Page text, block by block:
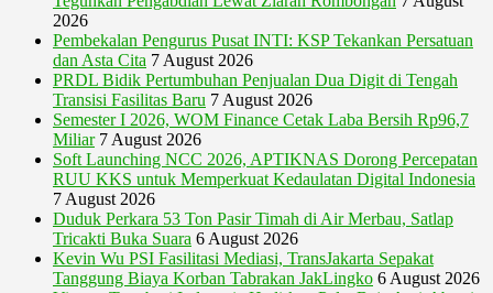
2026
Pembekalan Pengurus Pusat INTI: KSP Tekankan Persatuan
dan Asta Cita 7 August 2026
PRDL Bidik Pertumbuhan Penjualan Dua Digit di Tengah
Transisi Fasilitas Baru 7 August 2026
Semester I 2026, WOM Finance Cetak Laba Bersih Rp96,7
Miliar 7 August 2026
Soft Launching NCC 2026, APTIKNAS Dorong Percepatan
RUU KKS untuk Memperkuat Kedaulatan Digital Indonesia
7 August 2026
Duduk Perkara 53 Ton Pasir Timah di Air Merbau, Satlap
Tricakti Buka Suara 6 August 2026
Kevin Wu PSI Fasilitasi Mediasi, TransJakarta Sepakat
Tanggung Biaya Korban Tabrakan JakLingko 6 August 2026